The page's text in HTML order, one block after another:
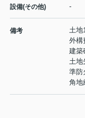
設備(その他) -
備考
土
外構
建築
土
準防
角地